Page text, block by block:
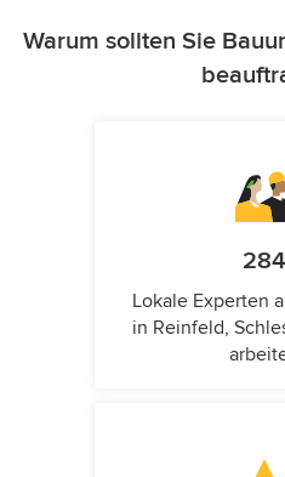
Warum sollten Sie
284
Lokale Experten
in Reinfeld,